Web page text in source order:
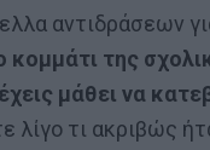
αντιδράσεων
της
μάθει να
λίγο τι ακριβώς